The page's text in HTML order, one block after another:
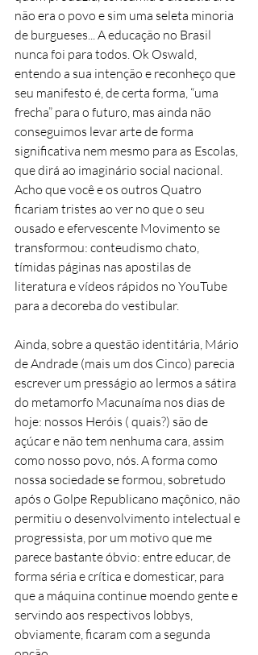
não era o povo e sim uma seleta minoria
de burgueses... A educação no Brasil
nunca foi para todos. Ok Oswald,
entendo a sua intenção e reconheço que
seu manifesto é, de certa forma, “uma
frecha” para o futuro, mas ainda não
conseguimos levar arte de forma
significativa nem mesmo para as Escolas,
que dirá ao imaginário social nacional.
Acho que você e os outros Quatro
ficariam tristes ao ver no que o seu
ousado e efervescente Movimento se
transformou: conteudismo chato,
tímidas páginas nas apostilas de
literatura e vídeos rápidos no YouTube
para a decoreba do vestibular.
Ainda, sobre a questão identitária, Mário
de Andrade (mais um dos Cinco) parecia
escrever um presságio ao lermos a sátira
do metamorfo Macunaíma nos dias de
hoje: nossos Heróis ( quais?) são de
açúcar e não tem nenhuma cara, assim
como nosso povo, nós. A forma como
nossa sociedade se formou, sobretudo
após o Golpe Republicano maçônico, não
permitiu o desenvolvimento intelectual e
progressista, por um motivo que me
parece bastante óbvio: entre educar, de
forma séria e crítica e domesticar, para
que a máquina continue moendo gente e
servindo aos respectivos lobbys,
obviamente, ficaram com a segunda